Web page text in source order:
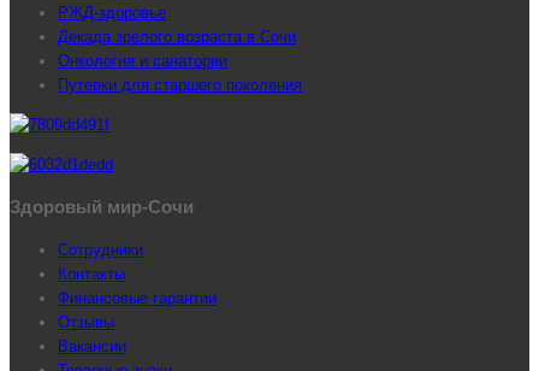
РЖД-здоровье
Декада зрелого возраста в Сочи
Онкология и санатории
Путевки для старшего поколения
Здоровый мир-Сочи
Сотрудники
Контакты
Финансовые гарантии
Отзывы
Вакансии